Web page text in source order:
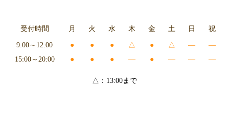
受付時間 月 火 水 木 金 土 日 祝
9:00～12:00 ● ● ● △ ● △ ―
―
15:00～20:00
● ● ● ― ● ― ― ―
△：13:00まで